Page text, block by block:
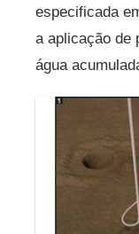
especificada
a aplicação de
água